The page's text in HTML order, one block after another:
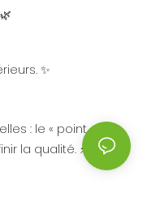
✨
: le « point de
la qualité. ⚡⚙️